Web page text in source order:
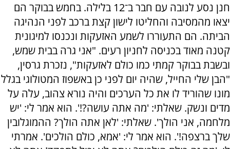
חנן נסע לנובה עם חבר ב־12 בלילה. בחמש בבוקר הם
יצאו מהמסיבה והחליטו לישון קצת ברכב לפני הנהיגה
הביתה. הם התעוררו לשמע האזעקות ונכנסו למיגונית
קטנה מאוד בכניסה לחניון רעים. "אני גרה בבית שמש,
ובשבת בבוקר קמתי כמו כולם לאזעקות", נזכרת גרסין,
"הבן שלי החייל, שהיה יום לפני כן באשפוז המטולוגי בגלל
מונו שהוריד לו את כל הערכים והיה נורא צהוב, עלה על
מדים ונשק. שאלתי: 'מה אתה עושה?!'. הוא אמר לי: 'יש
מלחמה, אני הולך'. שאלתי: 'לאן אתה הולך? ההמוגלובין
שלך ברצפה!'. הוא אמר לי: 'אמא, כולם הולכים'. אמרתי